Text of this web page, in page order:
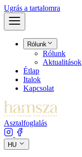
Ugrás a tartalomra
Rólunk
Rólunk
Aktualitások
Étlap
Italok
Kapcsolat
Asztalfoglalás
HU